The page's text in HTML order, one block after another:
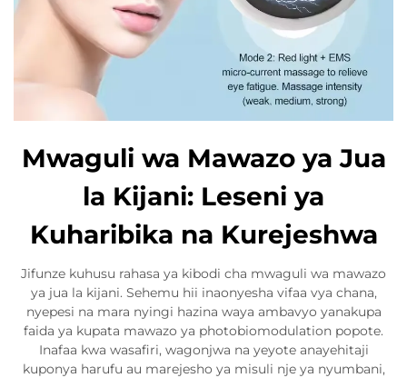
Mwaguli wa Mawazo ya Jua
la Kijani: Leseni ya
Kuharibika na Kurejeshwa
Jifunze kuhusu rahasa ya kibodi cha mwaguli wa mawazo
ya jua la kijani. Sehemu hii inaonyesha vifaa vya chana,
nyepesi na mara nyingi hazina waya ambavyo yanakupa
faida ya kupata mawazo ya photobiomodulation popote.
Inafaa kwa wasafiri, wagonjwa na yeyote anayehitaji
kuponya harufu au marejesho ya misuli nje ya nyumbani,